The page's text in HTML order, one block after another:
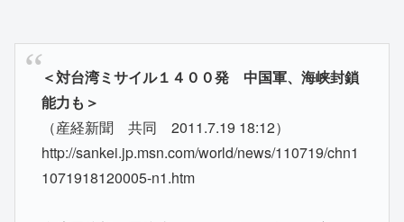
＜対台湾ミサイル１４００発 中国軍、海峡封鎖
能力も＞
（産経新聞 共同 2011.7.19 18:12）
http://sankei.jp.msn.com/world/news/110719/chn1
1071918120005-n1.htm